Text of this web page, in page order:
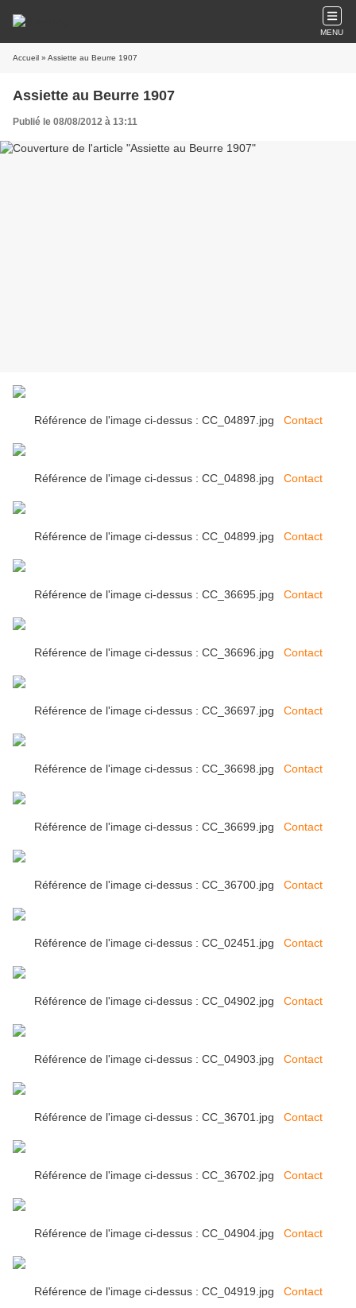
MENU
Accueil » Assiette au Beurre 1907
Assiette au Beurre 1907
Publié le 08/08/2012 à 13:11
Référence de l'image ci-dessus : CC_04897.jpg Contact
Référence de l'image ci-dessus : CC_04898.jpg Contact
Référence de l'image ci-dessus : CC_04899.jpg Contact
Référence de l'image ci-dessus : CC_36695.jpg Contact
Référence de l'image ci-dessus : CC_36696.jpg Contact
Référence de l'image ci-dessus : CC_36697.jpg Contact
Référence de l'image ci-dessus : CC_36698.jpg Contact
Référence de l'image ci-dessus : CC_36699.jpg Contact
Référence de l'image ci-dessus : CC_36700.jpg Contact
Référence de l'image ci-dessus : CC_02451.jpg Contact
Référence de l'image ci-dessus : CC_04902.jpg Contact
Référence de l'image ci-dessus : CC_04903.jpg Contact
Référence de l'image ci-dessus : CC_36701.jpg Contact
Référence de l'image ci-dessus : CC_36702.jpg Contact
Référence de l'image ci-dessus : CC_04904.jpg Contact
Référence de l'image ci-dessus : CC_04919.jpg Contact